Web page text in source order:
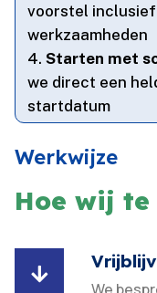
voorstel
werkzaamheden
Starten met
we direct een
startdatum
Werkwijze
Hoe wij
